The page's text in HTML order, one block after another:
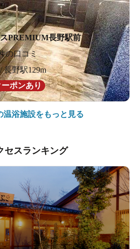
PREMIUM長野駅前
の口コミ
長野駅129m
ーポンあり
温浴施設をもっと見る
セスランキング